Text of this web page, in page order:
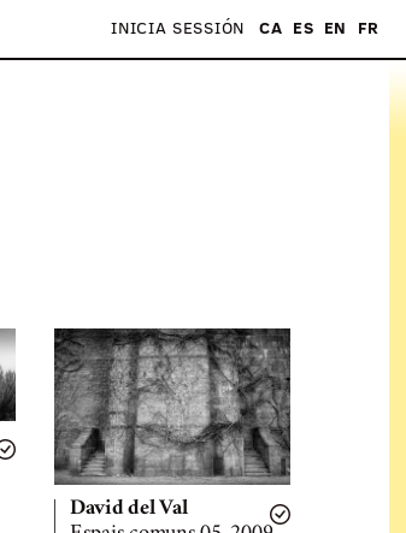
INICIA SESSIÓN CA ES EN FR
David del Val